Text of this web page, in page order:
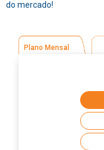
do mercado!
Plano Mensal